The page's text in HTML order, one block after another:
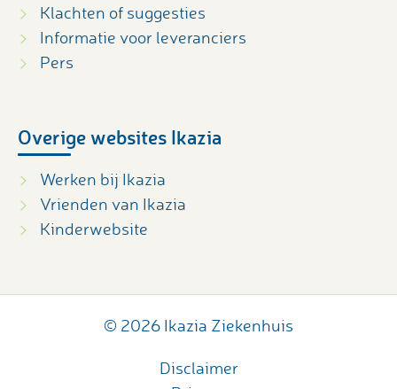
Klachten of suggesties
Informatie voor leveranciers
Pers
Overige websites Ikazia
Werken bij Ikazia
Vrienden van Ikazia
Kinderwebsite
© 2026 Ikazia Ziekenhuis
Disclaimer